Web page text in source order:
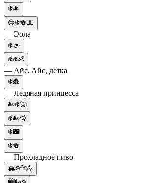
❄️🎄
😒❄️🍻🤵‍♀
— Эола
❄️🌫️
❄️❄️👶
— Айс, Айс, детка
❄️👸
— Ледяная принцесса
🌬️❄️🐺
❄️🌬️🎅
❄️🌃
❄️🍻
— Прохладное пиво
🏔️❄️🐆💪